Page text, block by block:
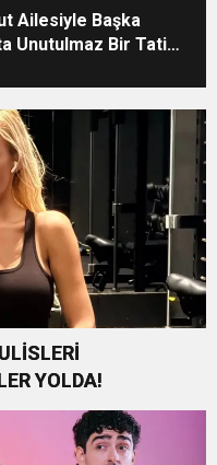
Ailesiyle Başka
Unutulmaz Bir Tatil
YOLDA!